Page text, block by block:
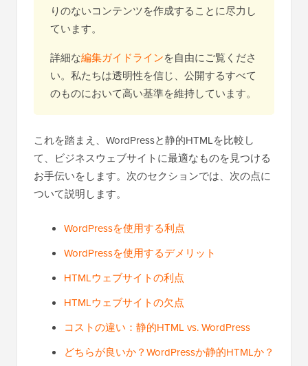
りのないコンテンツを作成することに尽力し
ています。
詳細な編集ガイドラインを自由にご覧くださ
い。私たちは透明性を信じ、公開するすべて
のものにおいて高い基準を維持しています。
これを踏まえ、WordPressと静的HTMLを比較し
て、ビジネスウェブサイトに最適なものを見つける
お手伝いをします。次のセクションでは、次の点に
ついて説明します。
WordPressを使用する利点
WordPressを使用するデメリット
HTMLウェブサイトの利点
HTMLウェブサイトの欠点
コストの違い：静的HTML vs. WordPress
どちらが良いか？WordPressか静的HTMLか？